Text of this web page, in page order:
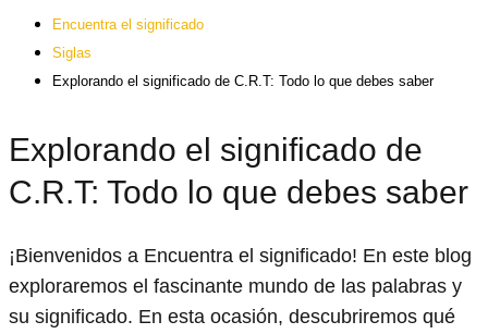
Encuentra el significado
Siglas
Explorando el significado de C.R.T: Todo lo que debes saber
Explorando el significado de
C.R.T: Todo lo que debes saber
¡Bienvenidos a Encuentra el significado! En este blog
exploraremos el fascinante mundo de las palabras y
su significado. En esta ocasión, descubriremos qué